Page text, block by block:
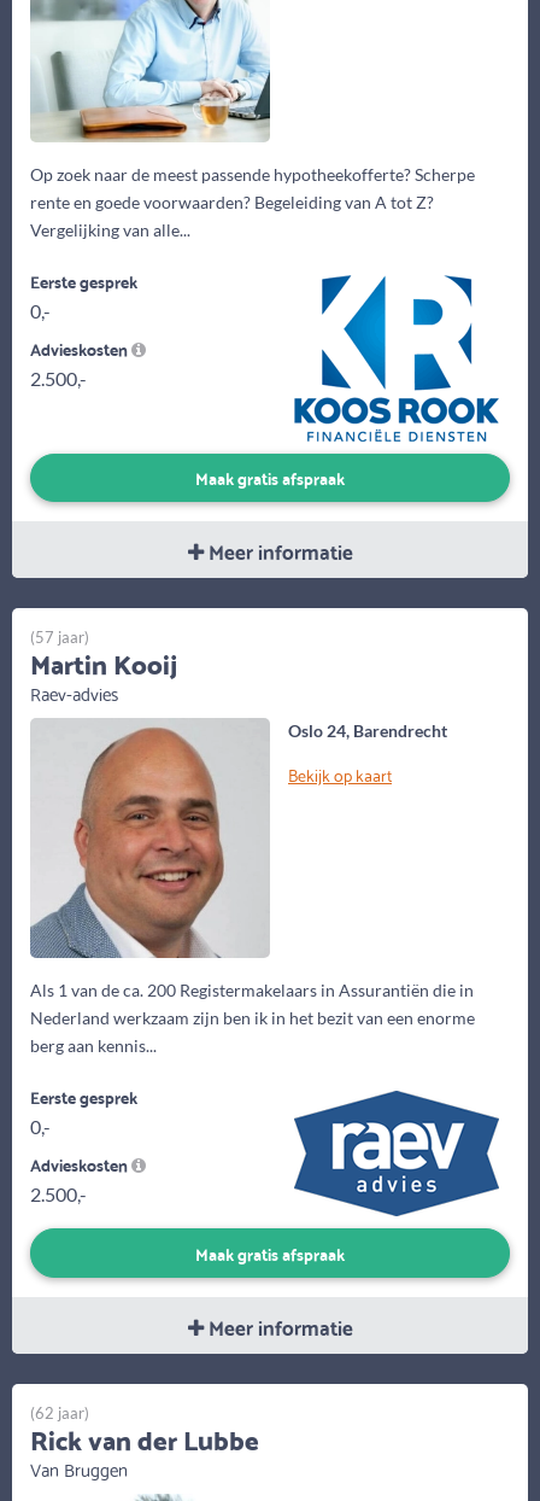
Op zoek naar de meest passende hypotheekofferte? Scherpe
rente en goede voorwaarden? Begeleiding van A tot Z?
Vergelijking van alle...
Eerste gesprek
0,-
Advieskosten
2.500,-
Maak gratis afspraak
Meer informatie
Oslo 24, Barendrecht
Bekijk op kaart
Als 1 van de ca. 200 Registermakelaars in Assurantiën die in
Nederland werkzaam zijn ben ik in het bezit van een enorme
berg aan kennis...
(57 jaar)
Martin Kooij
Raev-advies
Eerste gesprek
0,-
Advieskosten
2.500,-
Maak gratis afspraak
Meer informatie
(62 jaar)
Rick van der Lubbe
Van Bruggen